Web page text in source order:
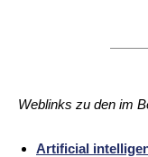
Weblinks zu den im
Artificial